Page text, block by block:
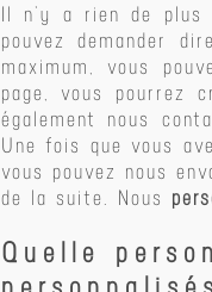
Il n’y a rien de plus
pouvez demander
maximum, vous
page, vous pourrez
également nous
Une fois que vous
vous pouvez nous
de la suite. Nous
Quelle